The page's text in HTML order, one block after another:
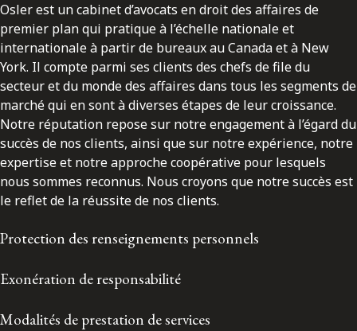
Osler est un cabinet d’avocats en droit des affaires de
premier plan qui pratique à l’échelle nationale et
internationale à partir de bureaux au Canada et à New
York. Il compte parmi ses clients des chefs de file du
secteur et du monde des affaires dans tous les segments de
marché qui en sont à diverses étapes de leur croissance.
Notre réputation repose sur notre engagement à l’égard du
succès de nos clients, ainsi que sur notre expérience, notre
expertise et notre approche coopérative pour lesquels
nous sommes reconnus. Nous croyons que notre succès est
le reflet de la réussite de nos clients.
Protection des renseignements personnels
Exonération de responsabilité
Modalités de prestation de services